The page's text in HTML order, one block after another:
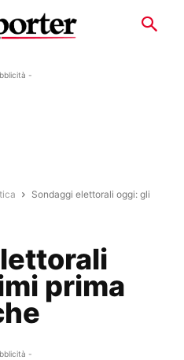
-
Sondaggi elettorali oggi: gli
prima
-